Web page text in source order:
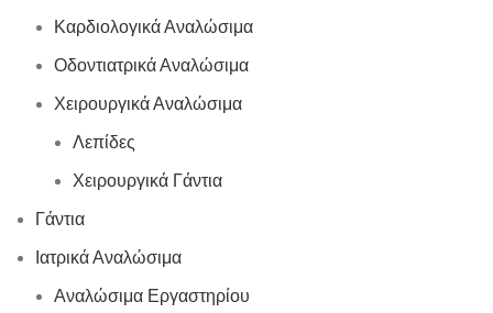
Καρδιολογικά Αναλώσιμα
Οδοντιατρικά Αναλώσιμα
Χειρουργικά Αναλώσιμα
Λεπίδες
Χειρουργικά Γάντια
Γάντια
Ιατρικά Αναλώσιμα
Αναλώσιμα Εργαστηρίου